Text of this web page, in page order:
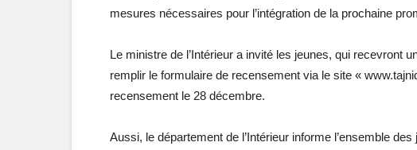
mesures nécessaires pour l’intégration de la prochaine
Le ministre de l’Intérieur a invité les jeunes, qui recevront
remplir le formulaire de recensement via le site «
recensement le 28 décembre.
Aussi, le département de l’Intérieur informe l’ensemble